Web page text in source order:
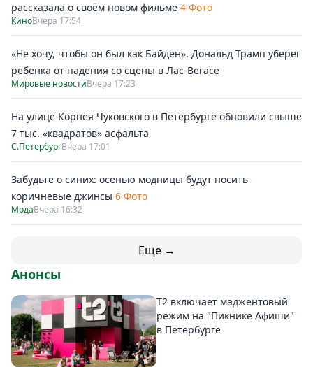
рассказала о своём новом фильме 4 Фото
КиноВчера 17:54
«Не хочу, чтобы он был как Байден». Дональд Трамп уберег
ребенка от падения со сцены в Лас-Вегасе
Мировые новостиВчера 17:23
На улице Корнея Чуковского в Петербурге обновили свыше
7 тыс. «квадратов» асфальта
С.ПетербургВчера 17:01
Забудьте о синих: осенью модницы будут носить
коричневые джинсы 6 Фото
МодаВчера 16:32
Еще →
Анонсы
Т2 включает маджентовый
режим на "Пикнике Афиши"
в Петербурге